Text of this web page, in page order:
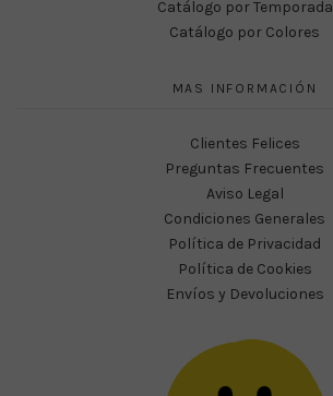
Catálogo por Temporada
Catálogo por Colores
MAS INFORMACIÓN
Clientes Felices
Preguntas Frecuentes
Aviso Legal
Condiciones Generales
Política de Privacidad
Política de Cookies
Envíos y Devoluciones